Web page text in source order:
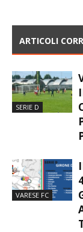
ARTICOLI
SERIE D
VARESE FC